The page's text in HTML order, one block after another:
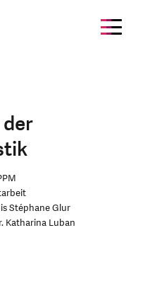
Stéphane Glur
Katharina Luban